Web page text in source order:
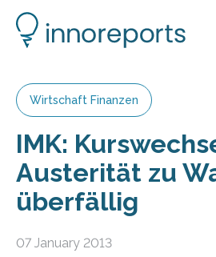
Wirtschaft Finanzen
IMK:
Austerität zu
überfällig
07 January 2013